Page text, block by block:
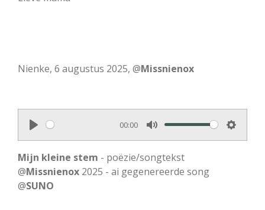
Nienke, 6 augustus 2025, @Missnienox
P
l
a
y
00:00
M
u
t
S
Mijn kleine stem - poëzie/songtekst
@Missnienox 2025 - ai gegenereerde song
@SUNO